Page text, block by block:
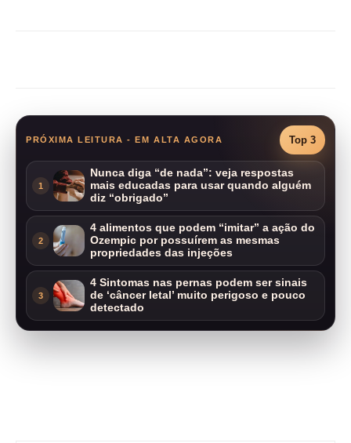
PRÓXIMA LEITURA - EM ALTA AGORA Top 3
1
Nunca diga “de nada”: veja respostas
mais educadas para usar quando alguém
diz “obrigado”
2
4 alimentos que podem “imitar” a ação do
Ozempic por possuírem as mesmas
propriedades das injeções
3
4 Sintomas nas pernas podem ser sinais
de ‘câncer letal’ muito perigoso e pouco
detectado